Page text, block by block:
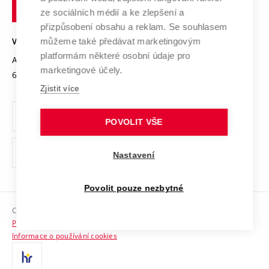
Open Science
Projekty
Projekty ze strukturálních fondů
Specifický výzkum
Mezinárodní dohody
Univerzitní sítě
Podnikavá univerzita / ContriBUTe
Bezpečná univerzita
Vyznamenání
Organizační struktura
Ochrana osobních údajů
odkaz)
Sociální bezpečí
HR Award
Kontakty
technické
VYSOKÉ UČENÍ TECHNICKÉ V BRNĚ
Antonínská 548/1
602 00 Brno
www.vut.cz
vut@vutbr.cz
Copyright © 2026 VUT
Prohlášení o přístupnosti
Informace o používání cookies
ze sociálních médií a ke zlepšení a
přizpůsobení obsahu a reklam. Se souhlasem
můžeme také předávat marketingovým
platformám některé osobní údaje pro
marketingové účely.
Zjistit více
POVOLIT VŠE
Nastavení
Povolit pouze nezbytné